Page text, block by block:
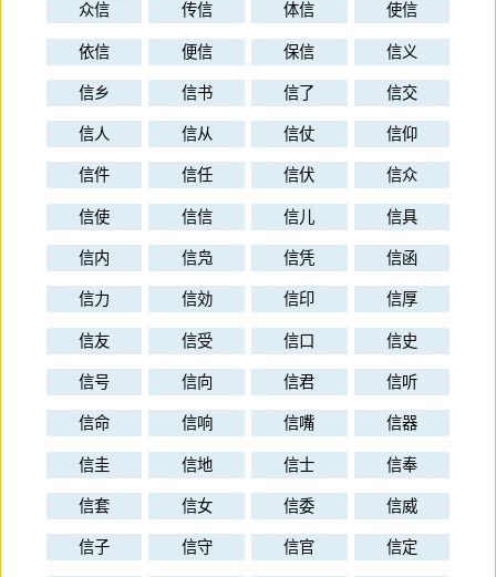
众信 传信 体信 使信
依信 便信 保信 信义
信乡 信书 信了 信交
信人 信从 信仗 信仰
信件 信任 信伏 信众
信使 信信 信儿 信具
信内 信凫 信凭 信函
信力 信効 信印 信厚
信友 信受 信口 信史
信号 信向 信君 信听
信命 信响 信嘴 信器
信圭 信地 信士 信奉
信套 信女 信委 信威
信子 信守 信官 信定